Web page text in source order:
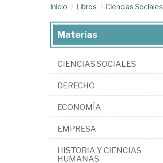
Inicio Libros Ciencias Sociales
Materias
CIENCIAS SOCIALES
DERECHO
ECONOMÍA
EMPRESA
HISTORIA Y CIENCIAS
HUMANAS